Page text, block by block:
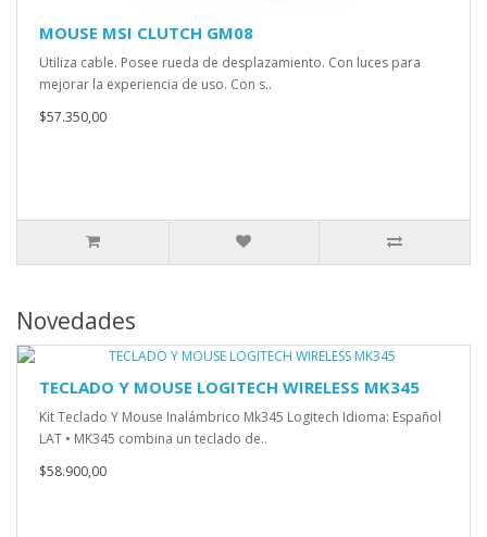
MOUSE MSI CLUTCH GM08
Utiliza cable. Posee rueda de desplazamiento. Con luces para
mejorar la experiencia de uso. Con s..
$57.350,00
Novedades
TECLADO Y MOUSE LOGITECH WIRELESS MK345
Kit Teclado Y Mouse Inalámbrico Mk345 Logitech Idioma: Español
LAT • MK345 combina un teclado de..
$58.900,00